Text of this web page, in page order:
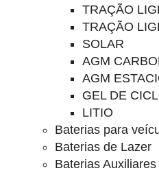
TRAÇÃO
TRAÇÃO
SOLAR
AGM
AGM
GEL DE
LITIO
Baterias para
Baterias de Lazer
Baterias